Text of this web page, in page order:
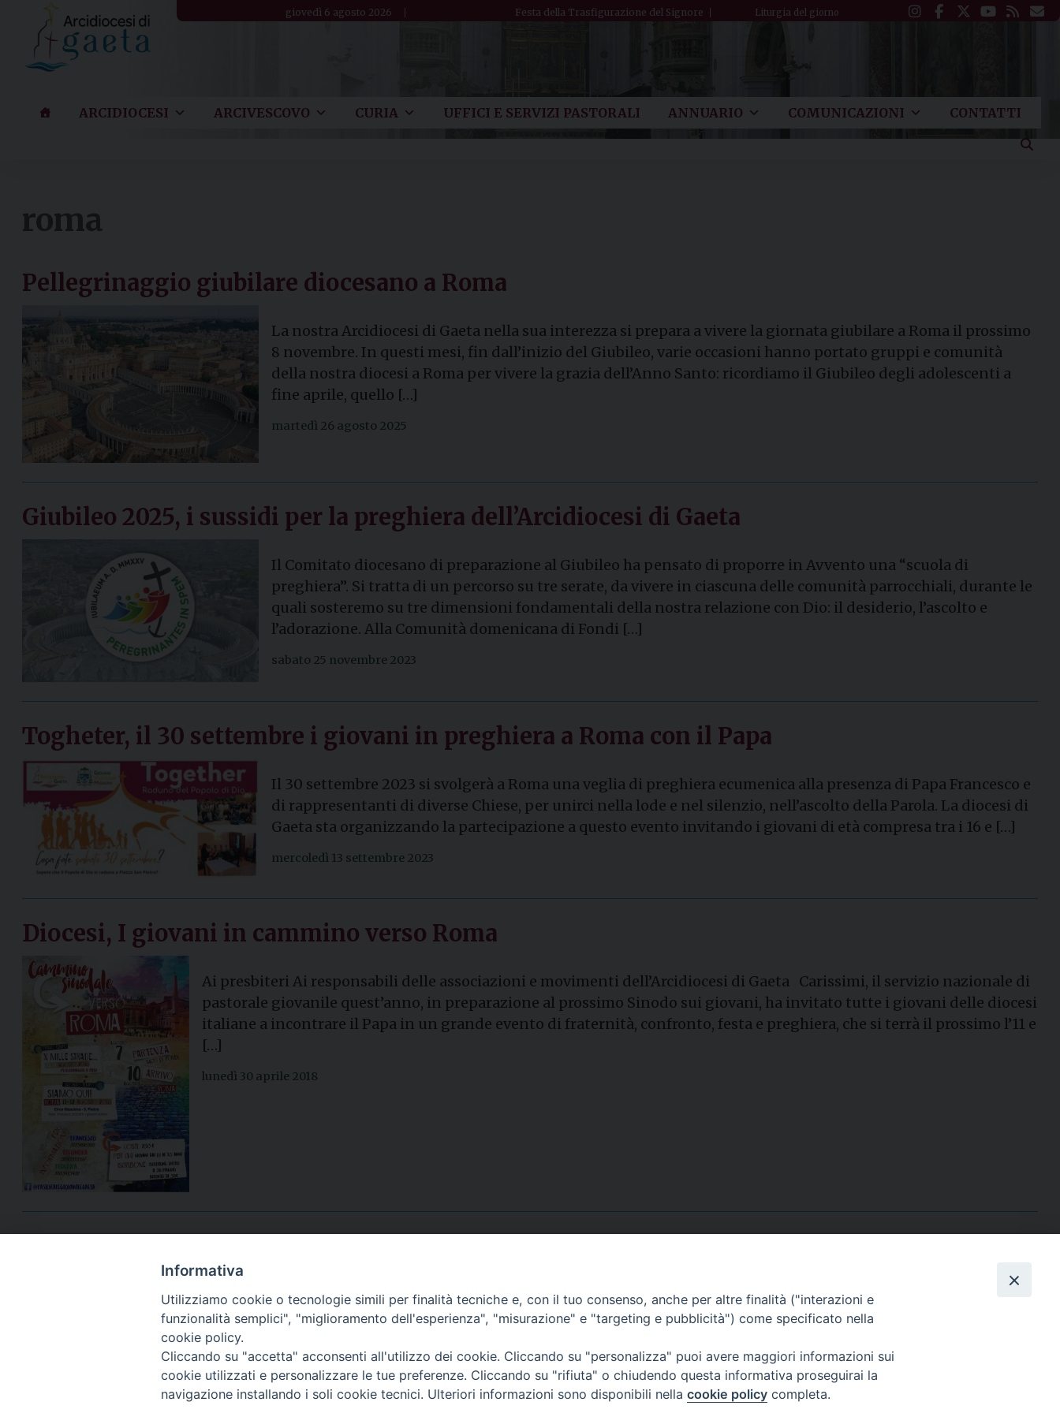
content
giovedì 6 agosto 2026 Festa della Trasfigurazione del Signore Liturgia del giorno
ARCIDIOCESI ARCIVESCOVO CURIA UFFICI E SERVIZI PASTORALI ANNUARIO COMUNICAZIONI CONTATTI
roma
Pellegrinaggio giubilare diocesano a Roma
La nostra Arcidiocesi di Gaeta nella sua interezza si prepara a vivere la giornata giubilare a Roma il prossimo
8 novembre. In questi mesi, fin dall’inizio del Giubileo, varie occasioni hanno portato gruppi e comunità
della nostra diocesi a Roma per vivere la grazia dell’Anno Santo: ricordiamo il Giubileo degli adolescenti a
fine aprile, quello […]
martedì 26 agosto 2025
Giubileo 2025, i sussidi per la preghiera dell’Arcidiocesi di Gaeta
Il Comitato diocesano di preparazione al Giubileo ha pensato di proporre in Avvento una “scuola di
preghiera”. Si tratta di un percorso su tre serate, da vivere in ciascuna delle comunità parrocchiali, durante le
quali sosteremo su tre dimensioni fondamentali della nostra relazione con Dio: il desiderio, l’ascolto e
l’adorazione. Alla Comunità domenicana di Fondi […]
sabato 25 novembre 2023
Togheter, il 30 settembre i giovani in preghiera a Roma con il Papa
Il 30 settembre 2023 si svolgerà a Roma una veglia di preghiera ecumenica alla presenza di Papa Francesco e
di rappresentanti di diverse Chiese, per unirci nella lode e nel silenzio, nell’ascolto della Parola. La diocesi di
Gaeta sta organizzando la partecipazione a questo evento invitando i giovani di età compresa tra i 16 e […]
mercoledì 13 settembre 2023
Diocesi, I giovani in cammino verso Roma
Ai presbiteri Ai responsabili delle associazioni e movimenti dell’Arcidiocesi di Gaeta Carissimi, il servizio nazionale di
pastorale giovanile quest’anno, in preparazione al prossimo Sinodo sui giovani, ha invitato tutte i giovani delle diocesi
italiane a incontrare il Papa in un grande evento di fraternità, confronto, festa e preghiera, che si terrà il prossimo l’11 e
[…]
lunedì 30 aprile 2018
Contatti
Curia
Palazzo De Vio
Tel. 0771.464088
I nostri social
Informativa
Utilizziamo cookie o tecnologie simili per finalità tecniche e, con il tuo consenso, anche per altre finalità ("interazioni e
funzionalità semplici", "miglioramento dell'esperienza", "misurazione" e "targeting e pubblicità") come specificato nella
cookie policy.
Cliccando su "accetta" acconsenti all'utilizzo dei cookie. Cliccando su "personalizza" puoi avere maggiori informazioni sui
cookie utilizzati e personalizzare le tue preferenze. Cliccando su "rifiuta" o chiudendo questa informativa proseguirai la
navigazione installando i soli cookie tecnici. Ulteriori informazioni sono disponibili nella cookie policy completa.